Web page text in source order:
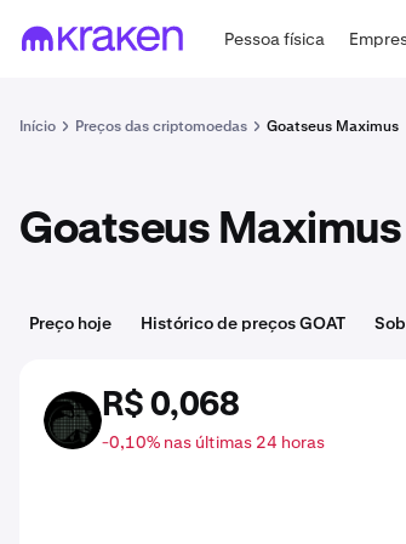
Pessoa física
Início Preços das criptomoedas Goatseus Maximus
Goatseus
Preço hoje Histórico de preços GOAT
GOAT R$ 0,068
-0,10% nas últimas 24 horas